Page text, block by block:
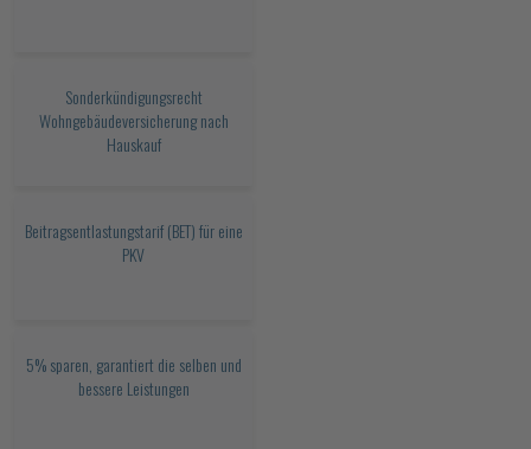
Sonderkündigungsrecht
Wohngebäudeversicherung nach
Hauskauf
Beitragsentlastungstarif (BET) für eine
PKV
5% sparen, garantiert die selben und
bessere Leistungen